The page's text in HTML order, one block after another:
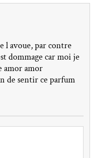
l avoue, par contre
dommage car moi je
amor amor
de sentir ce parfum